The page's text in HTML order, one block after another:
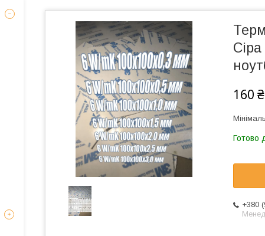
160 ₴
Готово
+380